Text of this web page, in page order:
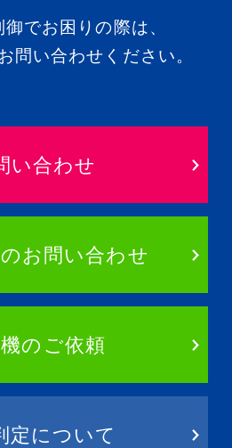
でお困りの際は、
問い合わせください。
い合わせ
お問い合わせ
のご依頼
定について